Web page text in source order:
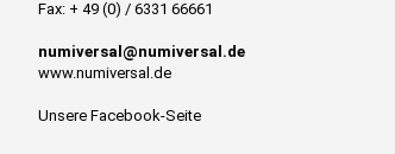
Fax: + 49 (0) / 6331 66661
numiversal@numiversal.de
www.numiversal.de
Unsere Facebook-Seite